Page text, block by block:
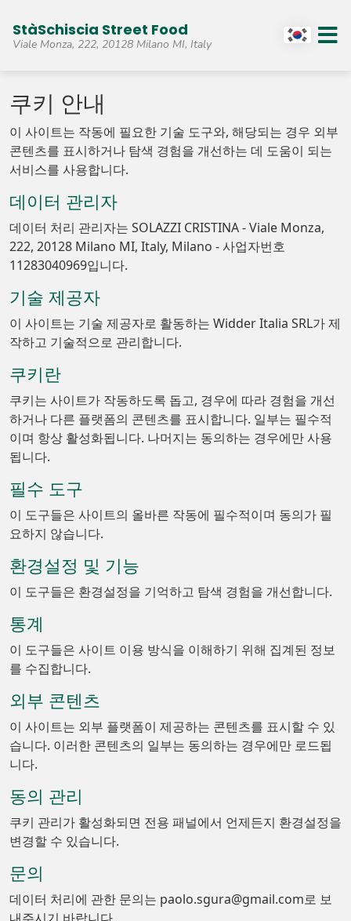
StàSchiscia Street Food
Viale Monza, 222, 20128 Milano MI, Italy
쿠키 안내
이 사이트는 작동에 필요한 기술 도구와, 해당되는 경우 외부
콘텐츠를 표시하거나 탐색 경험을 개선하는 데 도움이 되는
서비스를 사용합니다.
데이터 관리자
데이터 처리 관리자는 SOLAZZI CRISTINA - Viale Monza,
222, 20128 Milano MI, Italy, Milano - 사업자번호
11283040969입니다.
기술 제공자
이 사이트는 기술 제공자로 활동하는 Widder Italia SRL가 제
작하고 기술적으로 관리합니다.
쿠키란
쿠키는 사이트가 작동하도록 돕고, 경우에 따라 경험을 개선
하거나 다른 플랫폼의 콘텐츠를 표시합니다. 일부는 필수적
이며 항상 활성화됩니다. 나머지는 동의하는 경우에만 사용
됩니다.
필수 도구
이 도구들은 사이트의 올바른 작동에 필수적이며 동의가 필
요하지 않습니다.
환경설정 및 기능
이 도구들은 환경설정을 기억하고 탐색 경험을 개선합니다.
통계
이 도구들은 사이트 이용 방식을 이해하기 위해 집계된 정보
를 수집합니다.
외부 콘텐츠
이 사이트는 외부 플랫폼이 제공하는 콘텐츠를 표시할 수 있
습니다. 이러한 콘텐츠의 일부는 동의하는 경우에만 로드됩
니다.
동의 관리
쿠키 관리가 활성화되면 전용 패널에서 언제든지 환경설정을
변경할 수 있습니다.
문의
데이터 처리에 관한 문의는 paolo.sgura@gmail.com로 보